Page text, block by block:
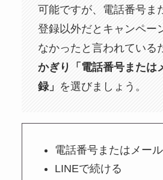
可能ですが、電話番号ま
登録以外だとキャンペー
なかったと言われている
かぎり「電話番号または
録」 を選びましょう。
電話番号またはメー
LINEで続ける